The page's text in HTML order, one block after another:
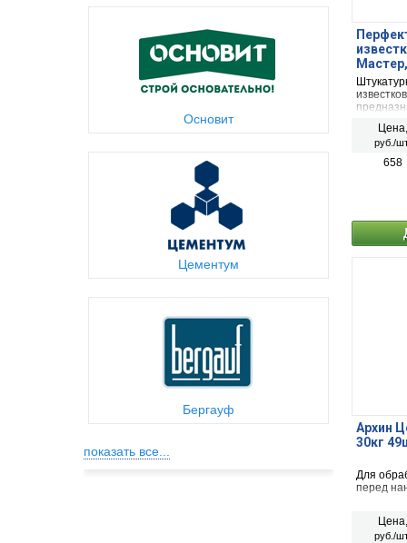
Основит
Цементум
Бергауф
показать все...
и
Цена,
руб./
658
Архин
30кг
Для
перед
Цена,
руб./